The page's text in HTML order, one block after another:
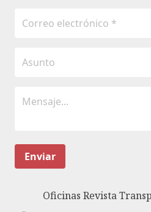
Enviar
Oficinas Revista